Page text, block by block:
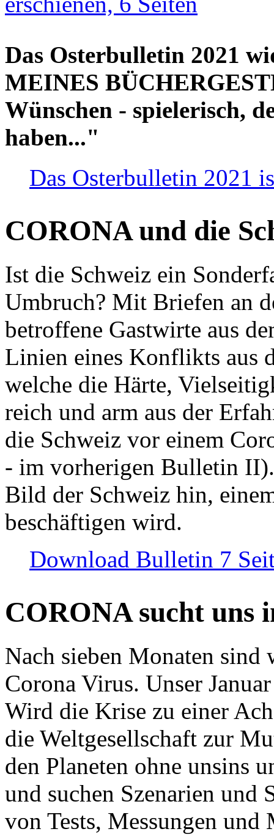
Das Osterbulletin 2021
MEINES
Wünschen - spielerisch,
haben..."
Das Osterbulletin 2021
CORONA und die
Ist die Schweiz ein
Umbruch? Mit Briefen an
betroffene Gastwirte aus
Linien eines Konflikts aus
welche die Härte,
reich und arm aus der
die Schweiz vor einem
- im vorherigen Bulletin
Bild der Schweiz hin,
beschäftigen wird.
Download Bulletin 7
CORONA sucht uns
Nach sieben Monaten
Corona Virus. Unser
Wird die Krise zu einer
die Weltgesellschaft zur
den Planeten ohne unsins
und suchen Szenarien und
von Tests, Messungen und